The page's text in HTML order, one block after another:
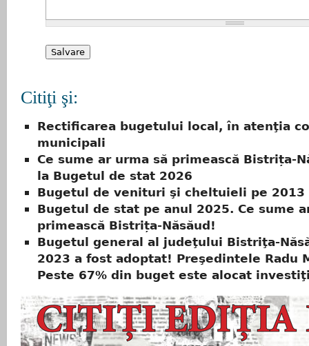
Citiţi şi:
Rectificarea bugetului local, în atenţia
municipali
Ce sume ar urma să primească Bistrița-
la Bugetul de stat 2026
Bugetul de venituri şi cheltuieli pe 2013
Bugetul de stat pe anul 2025. Ce sume
primească Bistrița-Năsăud!
Bugetul general al judeţului Bistriţa-
2023 a fost adoptat! Preşedintele Radu
Peste 67% din buget este alocat